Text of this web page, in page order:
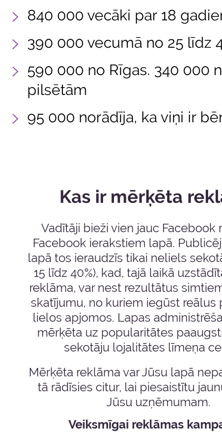
840 000 vecāki par 18
390 000 vecumā no 25 līdz
590 000 no Rīgas. 340 000
pilsētām
95 000 norādīja, ka viņi ir
Kas ir mērķēta
Vadītāji bieži vien jauc Facebook
Facebook ierakstiem lapā.
lapā tos ieraudzīs tikai neliels
15 līdz 40%), kad, tajā laikā
reklāma, var nest rezultātus
skatījumu, no kuriem iegūst reālus
lielos apjomos. Lapas
mērķēta uz popularitātes
sekotāju lojalitātes līmeņa
Mērķēta reklāma var Jūsu lapā
tā rādīsies citur, lai piesaistītu
Jūsu uzņēmumam.
Veiksmīgai reklāmas